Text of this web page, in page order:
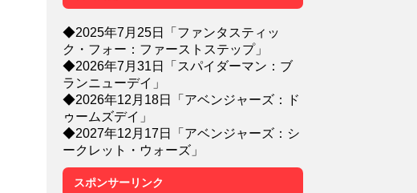
◆2025年7月25日「ファンタスティッ
ク・フォー：ファーストステップ」
◆2026年7月31日「スパイダーマン：ブ
ランニューデイ」
◆2026年12月18日「アベンジャーズ：ド
ゥームズデイ」
◆2027年12月17日「アベンジャーズ：シ
ークレット・ウォーズ」
スポンサーリンク